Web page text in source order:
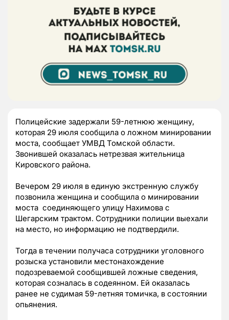
Полицейские задержали 59-летнюю женщину,
которая 29 июля сообщила о ложном минировании
моста, сообщает УМВД Томской области.
Звонившей оказалась нетрезвая жительница
Кировского района.
Вечером 29 июля в единую экстренную службу
позвонила женщина и сообщила о минировании
моста соединяющего улицу Нахимова с
Шегарским трактом. Сотрудники полиции выехали
на место, но информацию не подтвердили.
Тогда в течении получаса сотрудники уголовного
розыска установили местонахождение
подозреваемой сообщившей ложные сведения,
которая созналась в содеянном. Ей оказалась
ранее не судимая 59-летняя томичка, в состоянии
опьянения.